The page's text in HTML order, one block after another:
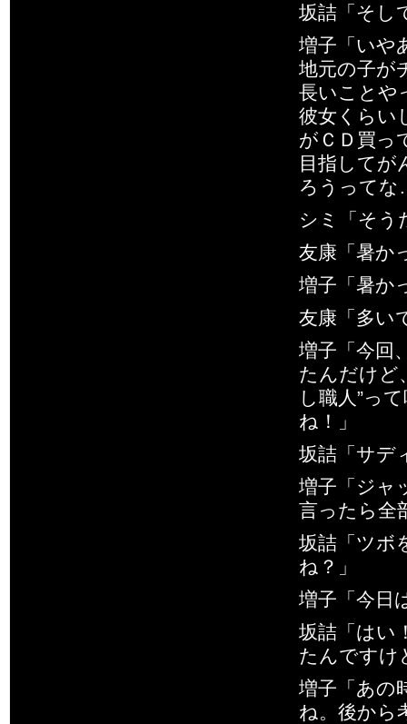
坂詰「そし
増子「いや
地元の子が
長いことや
彼女くらい
がＣＤ買っ
目指してが
ろうって
シミ「そう
友康「暑か
増子「暑か
友康「多い
増子「今回
たんだけど
し職人”っ
ね！」
坂詰「サデ
増子「ジャ
言ったら全
坂詰「ツボ
ね？」
増子「今日
坂詰「はい
たんです
増子「あの
ね。後から